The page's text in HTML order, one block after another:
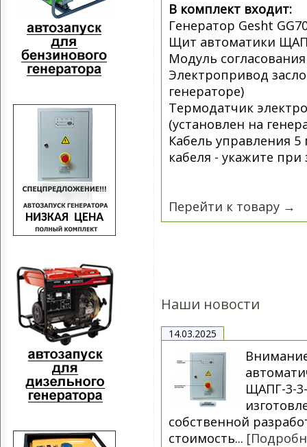
В комплект входит:
Генератор Gesht
Щит автоматики
Модуль
Электропривод
генераторе)
Термодатчик
(установлен на
Кабель управления
кабеля - укажите при
Перейти к товару →
Наши новости
14.03.2025
ЩАПГ-3-
собственной
стоимость...